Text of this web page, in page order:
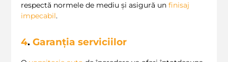
respectă normele de mediu și asigură un finisaj
impecabil.
4. Garanția serviciilor